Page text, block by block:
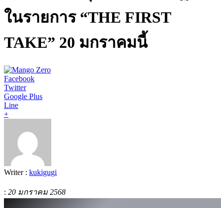
ในรายการ “THE FIRST
TAKE” 20 มกราคมนี้
Facebook
Twitter
Google Plus
Line
+
Writer : kukigugi
: 20 มกราคม 2568